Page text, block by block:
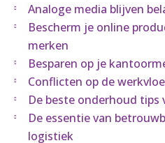
Analoge media blijven
Bescherm je online
merken
Besparen op je
Conflicten op de
De beste onderhoud tips
De essentie van
logistiek